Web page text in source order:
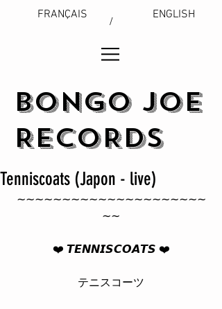
FRANÇAIS
/
ENGLISH
BONGO JOE
RECORDS
Tenniscoats (Japon - live)
∼∼∼∼∼∼∼∼∼∼∼∼∼∼∼∼∼∼∼∼∼
∼∼
❤️️ 𝙏𝙀𝙉𝙉𝙄𝙎𝘾𝙊𝘼𝙏𝙎 ❤️️
テニスコーツ